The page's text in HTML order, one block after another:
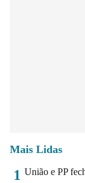
Mais Lidas
1 União e PP